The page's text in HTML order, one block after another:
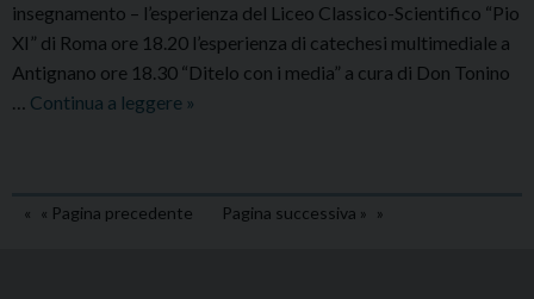
insegnamento – l’esperienza del Liceo Classico-Scientifico “Pio
XI” di Roma ore 18.20 l’esperienza di catechesi multimediale a
Antignano ore 18.30 “Ditelo con i media” a cura di Don Tonino
… Continua a leggere Mercoledì
annunciatelo
»
« Pagina precedente Pagina successiva »